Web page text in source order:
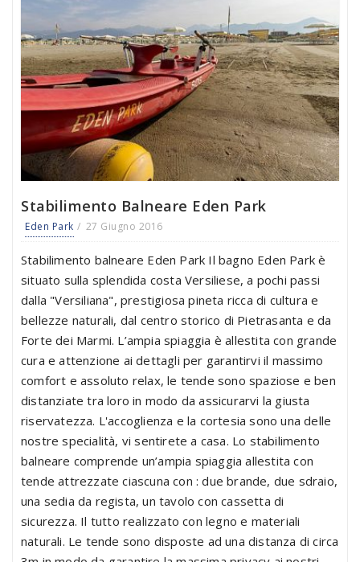
Stabilimento Balneare Eden Park
Eden Park 27 Giugno 2016
Stabilimento balneare Eden Park Il bagno Eden Park è
situato sulla splendida costa Versiliese, a pochi passi
dalla "Versiliana", prestigiosa pineta ricca di cultura e
bellezze naturali, dal centro storico di Pietrasanta e da
Forte dei Marmi. L’ampia spiaggia è allestita con grande
cura e attenzione ai dettagli per garantirvi il massimo
comfort e assoluto relax, le tende sono spaziose e ben
distanziate tra loro in modo da assicurarvi la giusta
riservatezza. L'accoglienza e la cortesia sono una delle
nostre specialità, vi sentirete a casa. Lo stabilimento
balneare comprende un’ampia spiaggia allestita con
tende attrezzate ciascuna con : due brande, due sdraio,
una sedia da regista, un tavolo con cassetta di
sicurezza. Il tutto realizzato con legno e materiali
naturali. Le tende sono disposte ad una distanza di circa